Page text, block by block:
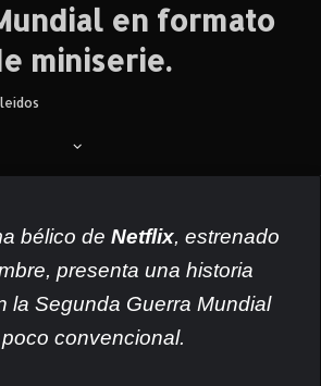
en formato
miniserie.
bélico de Netflix, estrenado
presenta una historia
la Segunda Guerra Mundial
convencional.